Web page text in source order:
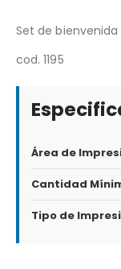
Set de
cod. 1195
Área de
Cantidad
Tipo de